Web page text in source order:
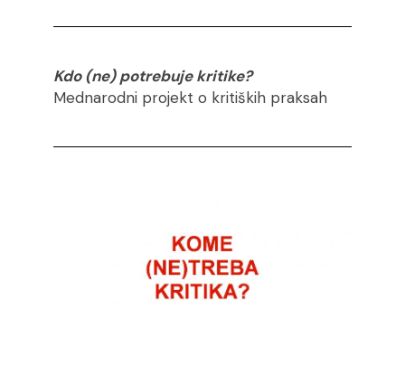
Kdo (ne) potrebuje kritike?
Mednarodni projekt o kritiških praksah